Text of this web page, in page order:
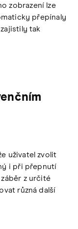
zobrazení lze
přepínaly
tak
uživatel zvolit
i při přepnutí
z určité
různá další